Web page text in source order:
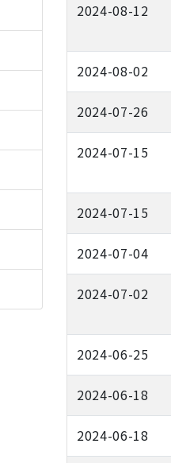
2024-08-12
2024-08-02
2024-07-26
2024-07-15
2024-07-15
2024-07-04
2024-07-02
2024-06-25
2024-06-18
2024-06-18